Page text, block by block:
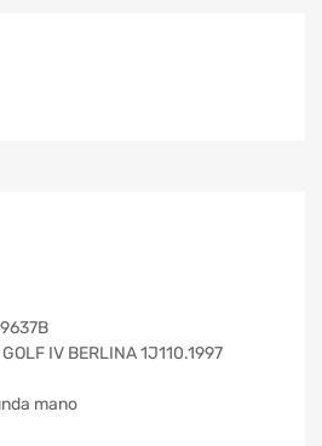
IV BERLINA 1J110.1997
mano